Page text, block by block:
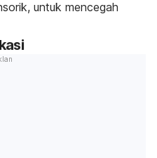
untuk mencegah
Iklan